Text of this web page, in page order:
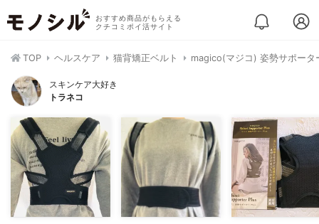
おすすめ商品がもらえる
クチコミポイ活サイト
TOP ヘルスケア 猫背矯正ベルト magico(マジコ) 姿勢サポータ
スキンケア大好き
トラネコ